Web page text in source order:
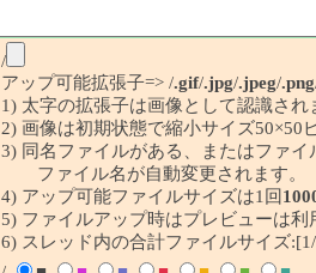
/
アップ可能拡張子=> /.gif/.jpg/.jpeg/.png
1) 太字の拡張子は画像として認識され
2) 画像は初期状態で縮小サイズ50×50
3) 同名ファイルがある、またはファ
ファイル名が自動変更されます。
4) アップ可能ファイルサイズは1回
5) ファイルアップ時はプレビューは利
6) スレッド内の合計ファイルサイズ